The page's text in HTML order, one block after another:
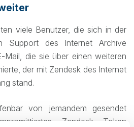
viele Benutzer, die sich in der
Support des Internet Archive
Mail, die sie über einen weiteren
der mit Zendesk des Internet
stand.
von jemandem gesendet
Zendesk Token